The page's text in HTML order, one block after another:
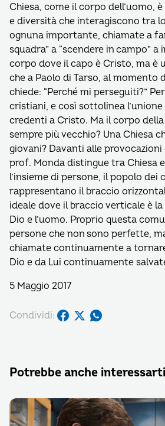
Chiesa, come il corpo dell’uomo,
e diversità che interagiscono tra
ognuna importante, chiamate a
squadra” a “scendere in campo” a
corpo dove il capo è Cristo, ma è
che a Paolo di Tarso, al momento
chiede: “Perché mi perseguiti?”
cristiani, e così sottolinea
credenti a Cristo. Ma il corpo
sempre più vecchio? Una Chiesa
giovani? Davanti alle
prof. Monda distingue tra Chiesa e
l’insieme di persone, il popolo dei
rappresentano il braccio
ideale dove il braccio verticale è la
Dio e l’uomo. Proprio questa
persone che non sono perfette,
chiamate continuamente a
Dio e da Lui continuamente
5 Maggio 2017
Condividi:
Potrebbe anche interessarti